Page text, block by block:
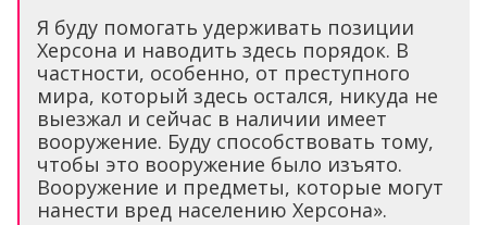
Я буду помогать удерживать позиции
Херсона и наводить здесь порядок. В
частности, особенно, от преступного
мира, который здесь остался, никуда не
выезжал и сейчас в наличии имеет
вооружение. Буду способствовать тому,
чтобы это вооружение было изъято.
Вооружение и предметы, которые могут
нанести вред населению Херсона».